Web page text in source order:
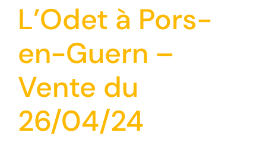
L’Odet à Pors-
en-Guern –
Vente du
26/04/24